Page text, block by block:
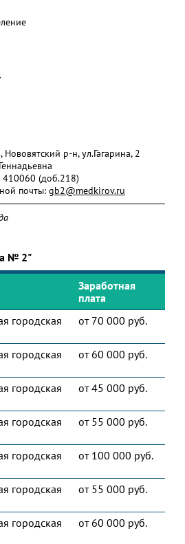
р-н, ул.Гагарина, 2
410060 (доб.218)
почты: gb2@medkirov.ru
№ 2"
Заработная
плата
городская
от 70 000 руб.
городская
от 60 000 руб.
городская
от 45 000 руб.
городская
от 55 000 руб.
городская
от 100 000 руб.
городская
от 55 000 руб.
городская
от 60 000 руб.